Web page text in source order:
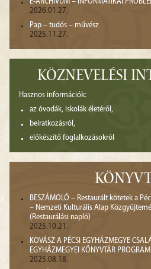
2026.01.27.
Pap – tudós – művész
2025.11.27.
KÖZNEVELÉSI
Hasznos információk:
az óvodák, iskolák életéről,
beiratkozásról,
előkészítő foglalkozásokról
BESZÁMOLÓ – Restaurált kötetek a
– Nemzeti Kulturális Alap
(Restaurálási napló)
2025.10.21.
KOVÁSZ A PÉCSI EGYHÁZMEGYE
EGYHÁZMEGYEI KÖNYVTÁR
2025.08.18.